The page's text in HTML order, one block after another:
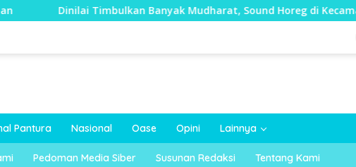
Timbulkan Banyak Mudharat, Sound Horeg di Kecamatan Tayu
Pantura Nasional Oase Opini Lainnya
Pedoman Media Siber Susunan Redaksi Tentang Kami